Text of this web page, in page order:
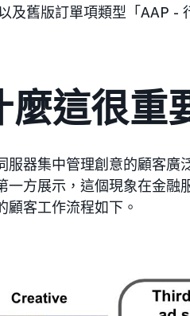
及舊版訂單項類型「AAP -
麼這很重
服器集中管理創意的顧客廣
一方展示，這個現象在金融
顧客工作流程如下。